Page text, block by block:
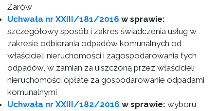
Żarów
Uchwała nr XXIII/181/2016 w sprawie:
szczegółowy sposób i zakres świadczenia usług w
zakresie odbierania odpadów komunalnych od
właścicieli nieruchomości i zagospodarowania tych
odpadów, w zamian za uiszczoną przez właścicieli
nieruchomości opłatę za gospodarowanie odpadami
komunalnymi
Uchwała nr XXIII/182/2016 w sprawie: wyboru